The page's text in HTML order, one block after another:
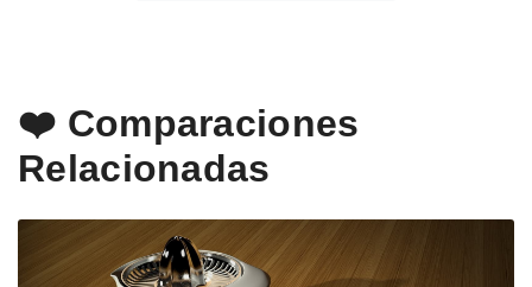
❤️ Comparaciones
Relacionadas